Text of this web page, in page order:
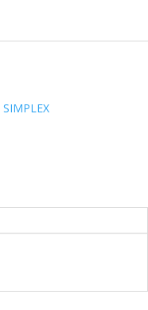
SIMPLEX